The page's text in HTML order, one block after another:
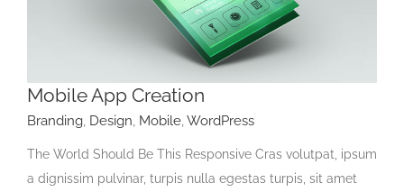
Mobile App Creation
Branding, Design, Mobile,WordPress
The World Should Be This Responsive Cras volutpat, ipsum
a dignissim pulvinar, turpis nulla egestas turpis, sit amet